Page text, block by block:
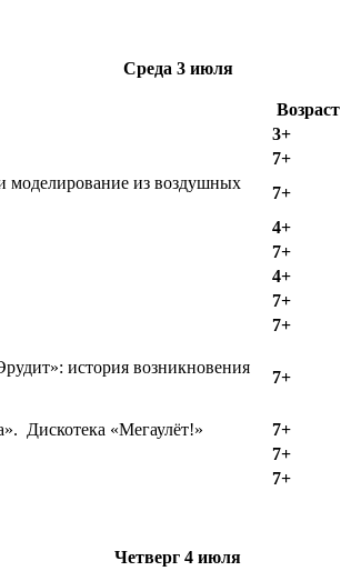
Среда 3 июля
Возраст
3+
7+
моделирование из воздушных
7+
4+
7+
4+
7+
7+
история возникновения
7+
Дискотека «Мегаулёт!» 7+
7+
7+
Четверг 4 июля